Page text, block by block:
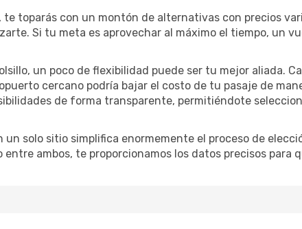
, te toparás con un montón de alternativas con precios
Si tu meta es aprovechar al máximo el tiempo, un
un poco de flexibilidad puede ser tu mejor aliada.
cercano podría bajar el costo de tu pasaje de
de forma transparente, permitiéndote
solo sitio simplifica enormemente el proceso de
ambos, te proporcionamos los datos precisos para